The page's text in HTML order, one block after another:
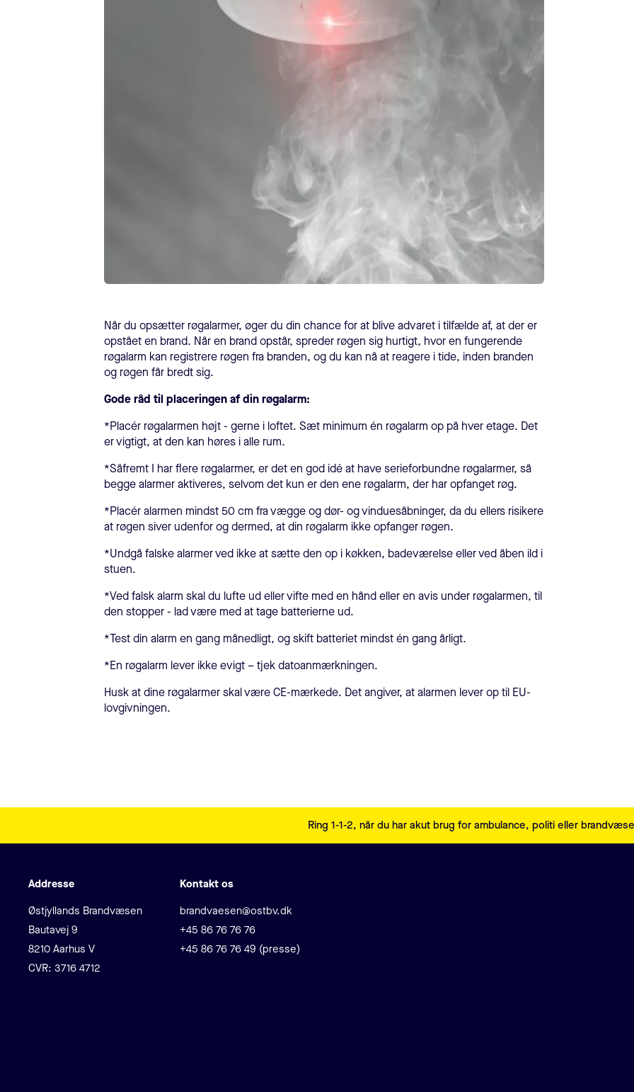
Når du opsætter røgalarmer, øger du din chance for at blive advaret i tilfælde af, at der er
opstået en brand. Når en brand opstår, spreder røgen sig hurtigt, hvor en fungerende
røgalarm kan registrere røgen fra branden, og du kan nå at reagere i tide, inden branden
og røgen får bredt sig.
Gode råd til placeringen af din røgalarm:
*Placér røgalarmen højt - gerne i loftet. Sæt minimum én røgalarm op på hver etage. Det
er vigtigt, at den kan høres i alle rum.
*Såfremt I har flere røgalarmer, er det en god idé at have serieforbundne røgalarmer, så
begge alarmer aktiveres, selvom det kun er den ene røgalarm, der har opfanget røg.
*Placér alarmen mindst 50 cm fra vægge og dør- og vinduesåbninger, da du ellers risikere
at røgen siver udenfor og dermed, at din røgalarm ikke opfanger røgen.
*Undgå falske alarmer ved ikke at sætte den op i køkken, badeværelse eller ved åben ild i
stuen.
*Ved falsk alarm skal du lufte ud eller vifte med en hånd eller en avis under røgalarmen, til
den stopper - lad være med at tage batterierne ud.
*Test din alarm en gang månedligt, og skift batteriet mindst én gang årligt.
*En røgalarm lever ikke evigt – tjek datoanmærkningen.
Husk at dine røgalarmer skal være CE-mærkede. Det angiver, at alarmen lever op til EU-
lovgivningen.
Ring 1-1-2, når du har akut brug for ambulance, politi eller
Addresse
Adresse
Østjyllands Brandvæsen
Bautavej 9
8210 Aarhus V
CVR: 3716 4712
Kontakt os
E-mail
brandvaesen@ostbv.dk
Telefon
+45 86 76 76 76
+45 86 76 76 49 (presse)